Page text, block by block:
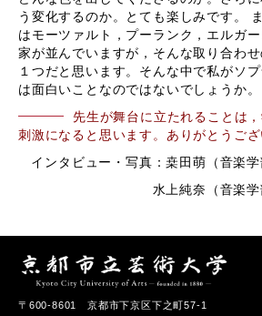
う変化するのか。とても楽しみです。
はモーツァルト，プーランク，エルガ
家が並んでいますが，そんな取り合わ
１つだと思います。そんな中で私がソ
は面白いことなのではないでしょうか。
先生が舞台に立たれることは
刺激になると思います。ありがとうござ
インタビュー・写真：桒田萌（音楽学
水上純奈（音楽学
〒600-8601 京都市下京区下之町57-1